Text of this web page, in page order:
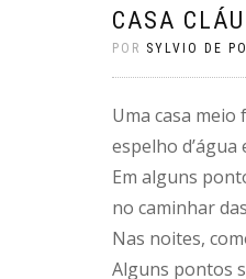
CASA
POR SYLVIO DE
Uma casa
espelho
Em alguns
no caminhar
Nas noites,
Alguns pontos